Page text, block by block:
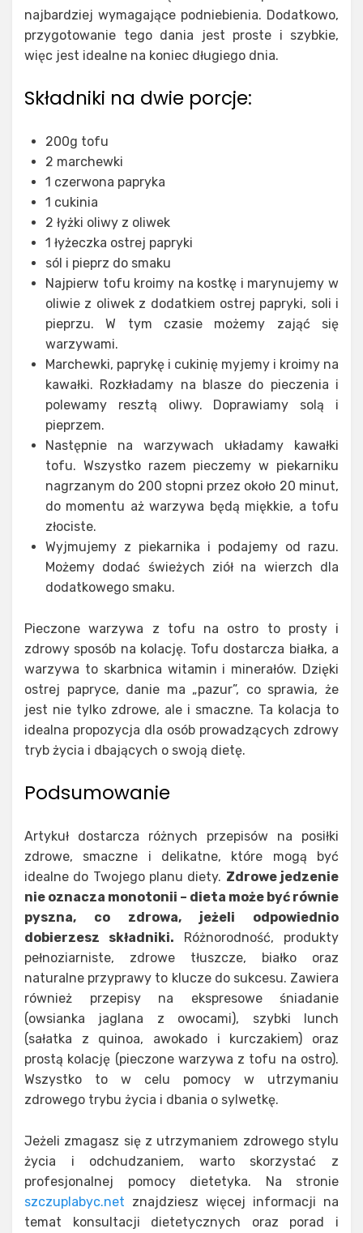
najbardziej wymagające podniebienia. Dodatkowo,
przygotowanie tego dania jest proste i szybkie,
więc jest idealne na koniec długiego dnia.
Składniki na dwie porcje:
200g tofu
2 marchewki
1 czerwona papryka
1 cukinia
2 łyżki oliwy z oliwek
1 łyżeczka ostrej papryki
sól i pieprz do smaku
Najpierw tofu kroimy na kostkę i marynujemy w
oliwie z oliwek z dodatkiem ostrej papryki, soli i
pieprzu. W tym czasie możemy zająć się
warzywami.
Marchewki, paprykę i cukinię myjemy i kroimy na
kawałki. Rozkładamy na blasze do pieczenia i
polewamy resztą oliwy. Doprawiamy solą i
pieprzem.
Następnie na warzywach układamy kawałki
tofu. Wszystko razem pieczemy w piekarniku
nagrzanym do 200 stopni przez około 20 minut,
do momentu aż warzywa będą miękkie, a tofu
złociste.
Wyjmujemy z piekarnika i podajemy od razu.
Możemy dodać świeżych ziół na wierzch dla
dodatkowego smaku.
Pieczone warzywa z tofu na ostro to prosty i
zdrowy sposób na kolację. Tofu dostarcza białka, a
warzywa to skarbnica witamin i minerałów. Dzięki
ostrej papryce, danie ma „pazur”, co sprawia, że
jest nie tylko zdrowe, ale i smaczne. Ta kolacja to
idealna propozycja dla osób prowadzących zdrowy
tryb życia i dbających o swoją dietę.
Podsumowanie
Artykuł dostarcza różnych przepisów na posiłki
zdrowe, smaczne i delikatne, które mogą być
idealne do Twojego planu diety. Zdrowe jedzenie
nie oznacza monotonii – dieta może być równie
pyszna, co zdrowa, jeżeli odpowiednio
dobierzesz składniki. Różnorodność, produkty
pełnoziarniste, zdrowe tłuszcze, białko oraz
naturalne przyprawy to klucze do sukcesu. Zawiera
również przepisy na ekspresowe śniadanie
(owsianka jaglana z owocami), szybki lunch
(sałatka z quinoa, awokado i kurczakiem) oraz
prostą kolację (pieczone warzywa z tofu na ostro).
Wszystko to w celu pomocy w utrzymaniu
zdrowego trybu życia i dbania o sylwetkę.
Jeżeli zmagasz się z utrzymaniem zdrowego stylu
życia i odchudzaniem, warto skorzystać z
profesjonalnej pomocy dietetyka. Na stronie
szczuplabyc.net znajdziesz więcej informacji na
temat konsultacji dietetycznych oraz porad i